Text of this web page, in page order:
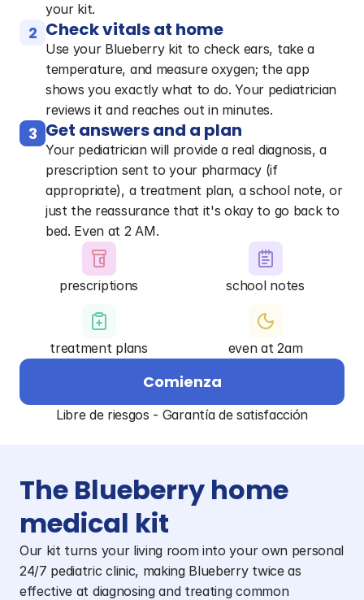
your kit.
2 Check vitals at home
Use your Blueberry kit to check ears, take a
temperature, and measure oxygen; the app
shows you exactly what to do. Your pediatrician
reviews it and reaches out in minutes.
3 Get answers and a plan
Your pediatrician will provide a real diagnosis, a
prescription sent to your pharmacy (if
appropriate), a treatment plan, a school note, or
just the reassurance that it's okay to go back to
bed. Even at 2 AM.
prescriptions school notes
treatment plans even at 2am
Comienza
Libre de riesgos - Garantía de satisfacción
The Blueberry home
medical kit
Our kit turns your living room into your own personal
24/7 pediatric clinic, making Blueberry twice as
effective at diagnosing and treating common